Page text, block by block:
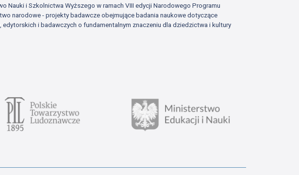
Nauki i Szkolnictwa Wyższego w ramach VIII edycji Narodowego Programu
narodowe - projekty badawcze obejmujące badania naukowe dotyczące
edytorskich i badawczych o fundamentalnym znaczeniu dla dziedzictwa i kultury